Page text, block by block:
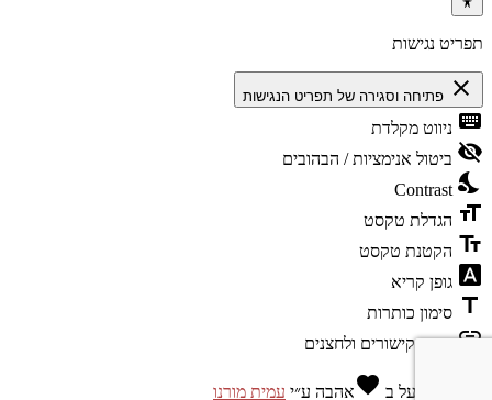
תפריט נגישות
close פתיחה וסגירה של תפריט הנגישות
keyboard ניווט מקלדת
visibility_off ביטול אנימציות / הבהובים
nights_stay
Contrast
format_size הגדלת טקסט
text_fields הקטנת טקסט
font_download גופן קריא
title סימון כותרות
link סימון קישורים ולחצנים
מופעל ב favoriteאהבה ע״י עמית מורנו